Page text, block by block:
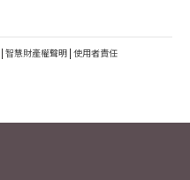
| 智慧財產權聲明 | 使用者責任